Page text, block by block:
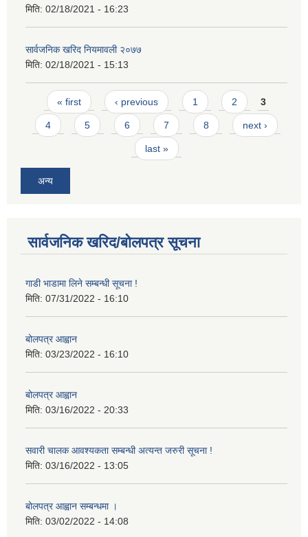
मिति: 02/18/2021 - 16:23
सार्वजनिक खरिद नियमावली २०७७
मिति: 02/18/2021 - 15:13
Pages
« first ‹ previous 1 2 3
4 5 6 7 8 next ›
last »
अन्य
सार्वजनिक खरिद/बोलपत्र सूचना
गाडी भाडामा लिने सम्बन्धी सूचना !
मिति: 07/31/2022 - 16:10
बोलपत्र आह्वान
मिति: 03/23/2022 - 16:10
बोलपत्र आह्वान
मिति: 03/16/2022 - 20:33
सवारी चालक आवश्यकता सम्बन्धी अत्यन्त जरुरी सूचना !
मिति: 03/16/2022 - 13:05
बोलपत्र आह्वान सम्बन्धमा ।
मिति: 03/02/2022 - 14:08